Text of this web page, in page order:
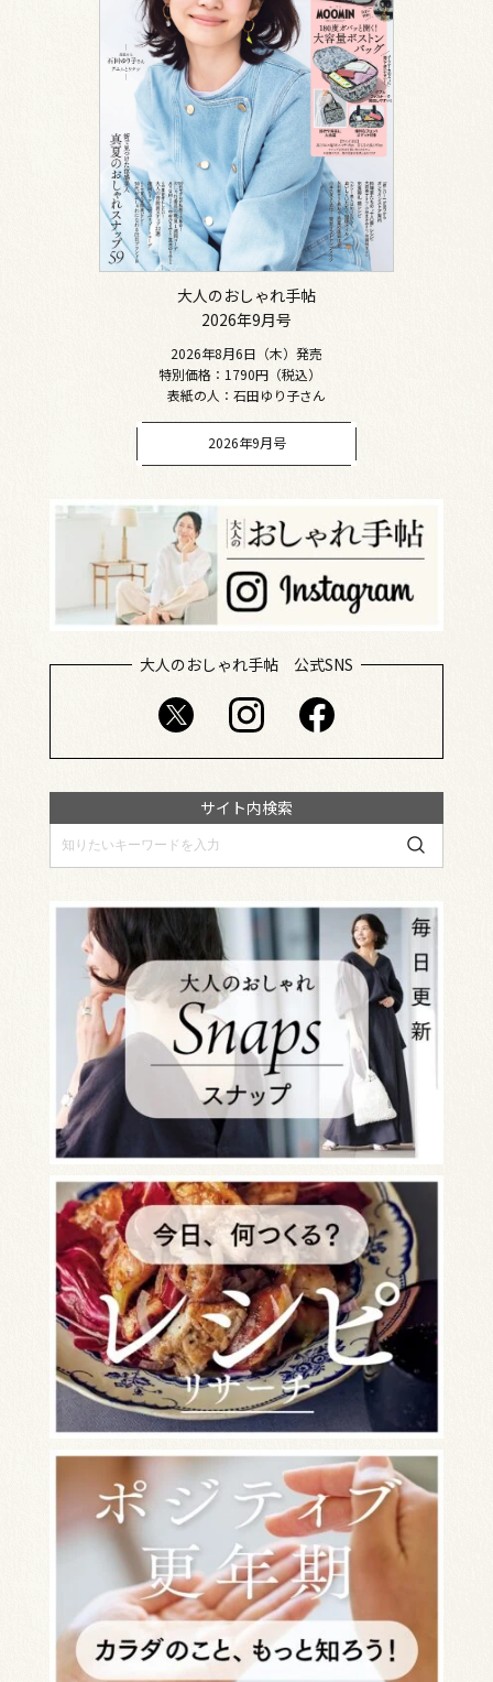
大人のおしゃれ手帖
2026年9月号
2026年8月6日（木）発売
特別価格：1790円（税込）
表紙の人：石田ゆり子さん
2026年9月号
大人のおしゃれ手帖 公式SNS
サイト内検索